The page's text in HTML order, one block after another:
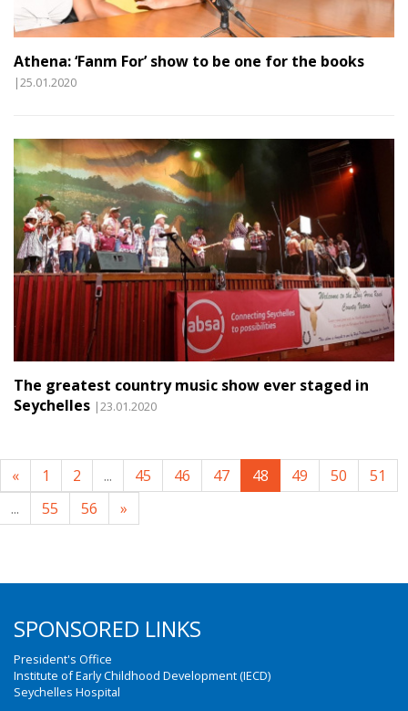
Athena: ‘Fanm For’ show to be one for the books
|25.01.2020
The greatest country music show ever staged in
Seychelles |23.01.2020
« 1 2 ... 45 46 47 48 49 50
51
...
55 56 »
SPONSORED LINKS
President's Office
Institute of Early Childhood Development (IECD)
Seychelles Hospital